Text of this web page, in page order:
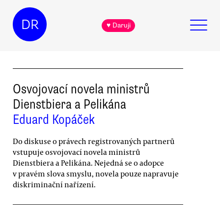
DR ♥ Daruji
Osvojovací novela ministrů
Dienstbiera a Pelikána
Eduard Kopáček
Do diskuse o právech registrovaných partnerů
vstupuje osvojovací novela ministrů
Dienstbiera a Pelikána. Nejedná se o adopce
v pravém slova smyslu, novela pouze napravuje
diskriminační nařízení.